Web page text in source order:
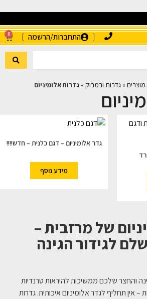
התחברות/הרשמה 0
מוצרים »גדרות ובמבוק »גדרות אלומיניום
גדר אלומיניום – דגם כלנית – חדש!!!!
מידע נוסף
של מרזבית –
לגידור הגינה
והחצר שלכם ממשיכות להיראות טרנדיות
– אין תחליף לגדר אלומיניום איכותית. גדרות